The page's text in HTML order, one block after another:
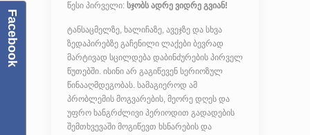
წესი პირველი: სჯობს ადრე ვიდრე გვიან!
ტანსაცმელზე, ხალიჩაზე, ავეჯზე და სხვა
ზედაპირებზე გაჩენილი ლაქები ბევრად
მარტივად სცილდება დაბინძურების პირველ
წუთებში. ისინი არ გაგიწევენ სერიოზულ
წინააღმდეგობას. სამაგიეროდ ამ
პრობლემის მოგვარების, მეორე დღეს და
უფრო ხანგრძლივი პერიოდით გადადების
შემთხვევაში მოგიწევთ ხსნარების და
Facebook